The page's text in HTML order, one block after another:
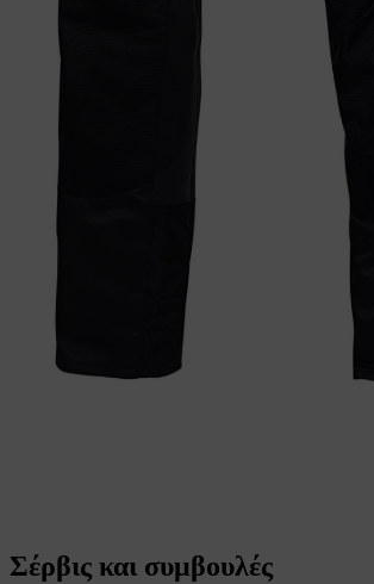
Σέρβις και συμβουλές